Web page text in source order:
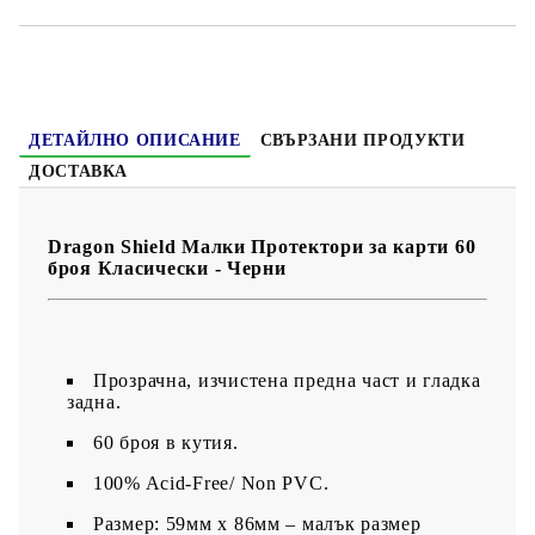
ДЕТАЙЛНО ОПИСАНИЕ
СВЪРЗАНИ ПРОДУКТИ
ДОСТАВКА
Dragon Shield Малки Протектори за карти 60
броя Класически - Черни
Прозрачна, изчистена предна част и гладка
задна.
60 броя в кутия.
100% Acid-Free/ Non PVC.
Размер: 59мм х 86мм – малък размер